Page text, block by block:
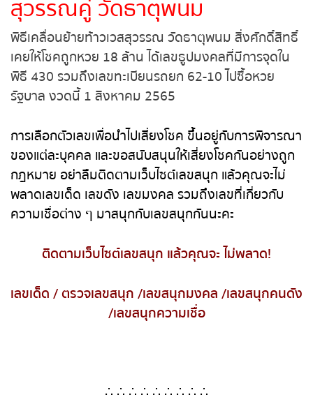
สรุป ส่องเลขเด็ด พิธีย้ายท้าว
เวสสุวรรณคู่ วัดธาตุพนม
พิธีเคลื่อนย้ายท้าวเวสสุวรรณ วัดธาตุพนม สิ่ง
ศักดิ์สิทธิ์เคยให้โชคถูกหวย 18 ล้าน ได้เลขธูปมงคลที่มี
ซื้อหวยรัฐบาล งวดนี้ 1 สิงหาคม 2565
การเลือกตัวเลขเพื่อนำไปเสี่ยงโชค ขึ้นอยู่กับการ
พิจารณาของแต่ละบุคคล และขอสนับสนุนให้เสี่ยงโชค
กันอย่างถูกกฎหมาย อย่าลืมติดตามเว็บไซต์เลขสนุก
เลขที่เกี่ยวกับความเชื่อต่าง ๆ มาสนุกกับเลขสนุกกันนะ
ติดตามเว็บไซต์เลขสนุก แล้วคุณจะ ไม่พลาด